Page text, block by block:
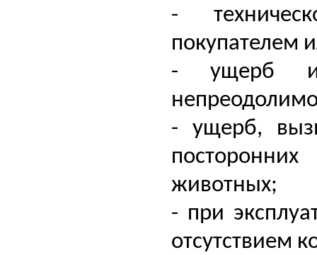
-
покупателем
- ущерб
- ущерб,
животных;
- при
отсутствием